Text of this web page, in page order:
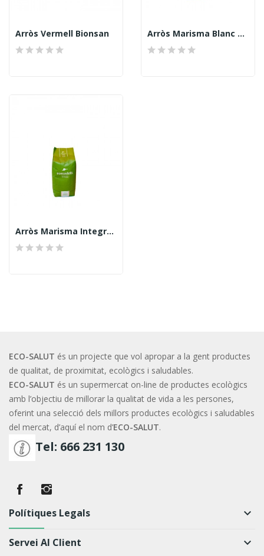
Arròs Vermell Bionsan Arròs Marisma Blanc 500grs, EcoCastells
Arròs Marisma Integral 500grs, EcoCastells
ECO-SALUT és un projecte que vol apropar a la gent productes
de qualitat, de proximitat, ecològics i saludables.
ECO-SALUT és un supermercat on-line de productes ecològics
amb l’objectiu de millorar la qualitat de vida a les persones,
oferint una selecció dels millors productes ecològics i saludables
del mercat, d’aquí el nom d’ECO-SALUT.
Tel: 666 231 130
Polítiques Legals keyboard_arrow_down
Servei Al Client keyboard_arrow_down